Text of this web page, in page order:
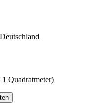
1 Quadratmeter)